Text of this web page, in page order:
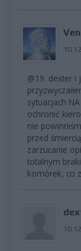
@19. dexter I
sytuacjach
ochronić
nie
przed
zarzucanie
totalnym
komórek, co